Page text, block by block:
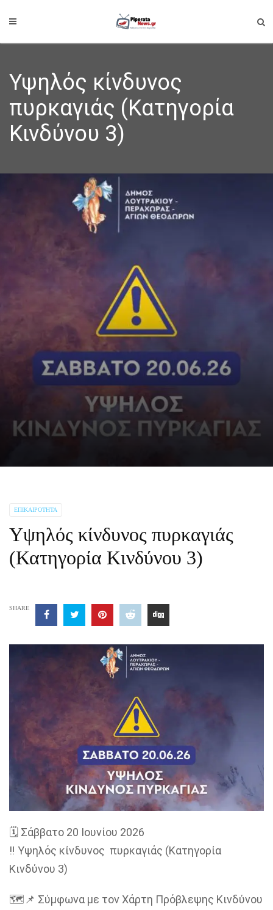
Υψηλός κίνδυνος
πυρκαγιάς (Κατηγορία
Κινδύνου 3)
ΕΠΙΚΑΙΡΌΤΗΤΑ
Υψηλός κίνδυνος πυρκαγιάς
(Κατηγορία Κινδύνου 3)
SHARE
🗓️ Σάββατο 20 Ιουνίου 2026
‼️ Υψηλός κίνδυνος πυρκαγιάς (Κατηγορία
Κινδύνου 3)
🗺️📌 Σύμφωνα με τον Χάρτη Πρόβλεψης Κινδύνου